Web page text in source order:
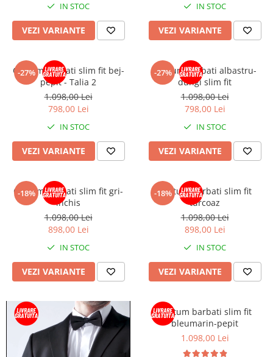
IN STOC
VEZI VARIANTE
IN STOC
VEZI VARIANTE
-27%
Costum barbati slim fit bej-
pepit - Talia 2
1.098,00 Lei
798,00 Lei
IN STOC
VEZI VARIANTE
-27%
Costum barbati albastru-
dungi slim fit
1.098,00 Lei
798,00 Lei
IN STOC
VEZI VARIANTE
-18%
Costum barbati slim fit gri-
inchis
1.098,00 Lei
898,00 Lei
IN STOC
VEZI VARIANTE
-18%
Costum barbati slim fit
turcoaz
1.098,00 Lei
898,00 Lei
IN STOC
VEZI VARIANTE
Costum barbati slim fit
bleumarin-pepit
1.098,00 Lei